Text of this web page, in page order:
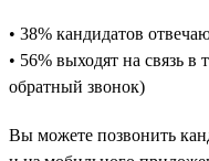
• 38% кандидатов
• 56% выходят на связь в
обратный звонок)
Вы можете позвонить